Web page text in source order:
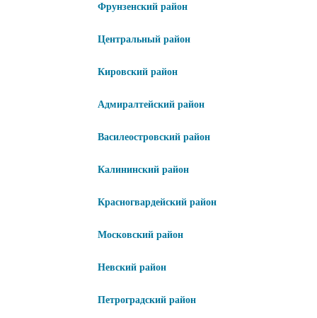
Фрунзенский район
Центральный район
Кировский район
Адмиралтейский район
Василеостровский район
Калининский район
Красногвардейский район
Московский район
Невский район
Петроградский район